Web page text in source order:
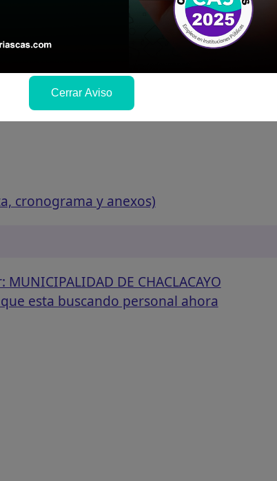
cronograma y anexos)
DE CHACLACAYO
esta buscando personal ahora
Cerrar Aviso